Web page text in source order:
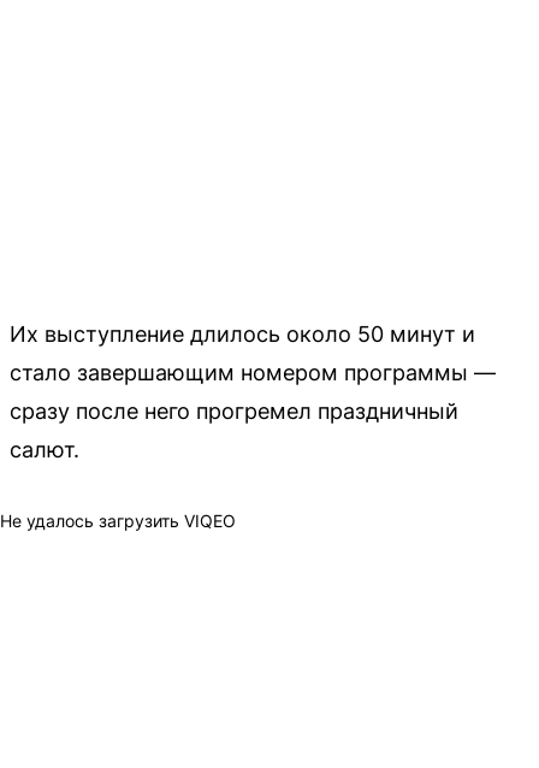
Их выступление длилось около 50 минут и
стало завершающим номером программы —
сразу после него прогремел праздничный
салют.
Не удалось загрузить VIQEO